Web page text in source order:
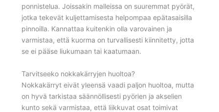
ponnistelua. Joissakin malleissa on suuremmat pyörät,
jotka tekevät kuljettamisesta helpompaa epätasaisilla
pinnoilla. Kannattaa kuitenkin olla varovainen ja
varmistaa, että kuorma on turvallisesti kiinnitetty, jotta
se ei pääse liukumaan tai kaatumaan.
Tarvitseeko nokkakärryjen huoltoa?
Nokkakärryt eivät yleensä vaadi paljon huoltoa, mutta
on hyvä tarkistaa säännöllisesti pyörien ja akselien
kunto sekä varmistaa, että liikkuvat osat toimivat